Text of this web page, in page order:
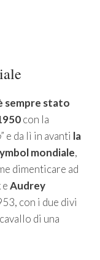
sempre stato
con la
” e da lì in avanti la
mondiale,
dimenticare ad
eAudrey
con i due divi
di una